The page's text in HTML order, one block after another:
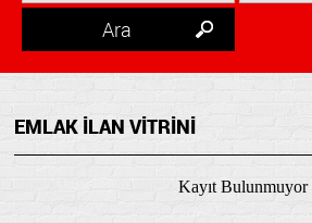
EMLAK İLAN VİTRİNİ
Kayıt Bulunmuyor